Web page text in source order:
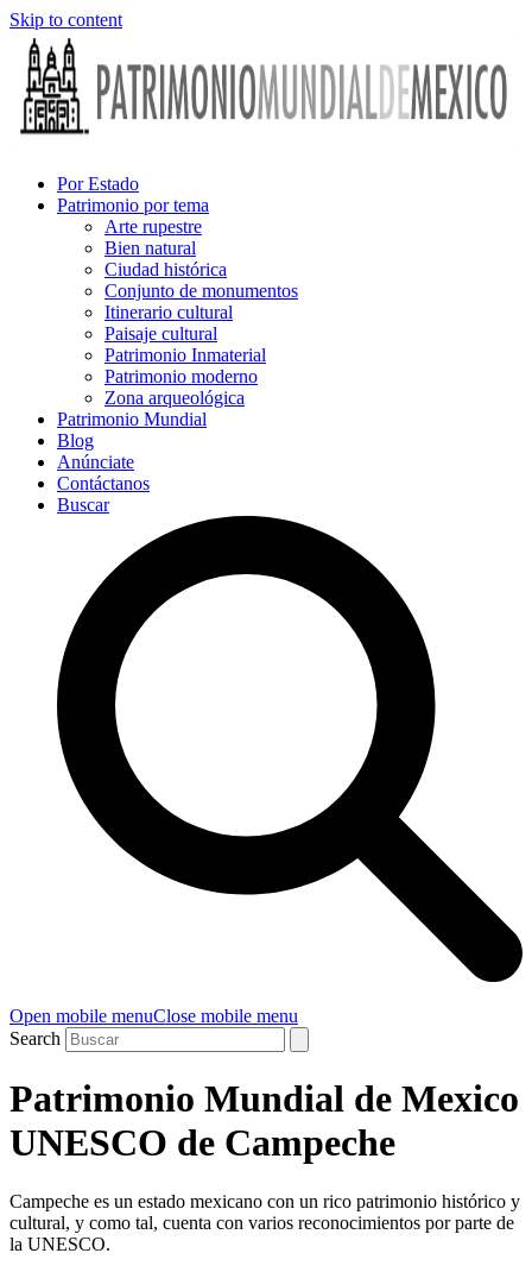
Skip to content
Por Estado
Patrimonio por tema
Arte rupestre
Bien natural
Ciudad histórica
Conjunto de monumentos
Itinerario cultural
Paisaje cultural
Patrimonio Inmaterial
Patrimonio moderno
Zona arqueológica
Patrimonio Mundial
Blog
Anúnciate
Contáctanos
Buscar
Open mobile menuClose mobile menu
Search
Patrimonio Mundial de Mexico
UNESCO de Campeche
Campeche es un estado mexicano con un rico patrimonio histórico y
cultural, y como tal, cuenta con varios reconocimientos por parte de
la UNESCO.